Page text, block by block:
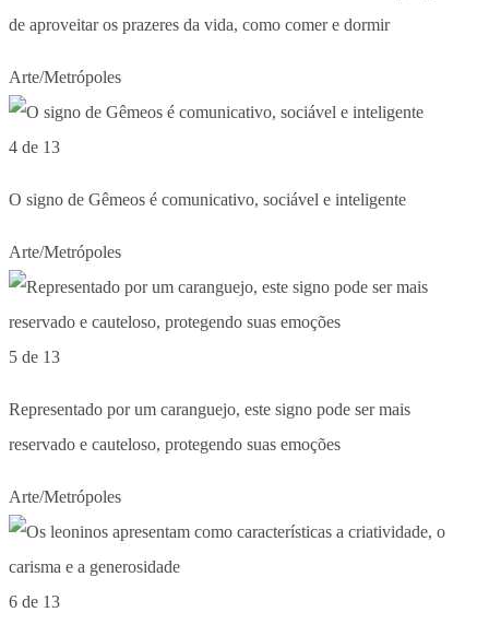
de aproveitar os prazeres da vida, como comer e dormir
Arte/Metrópoles
4 de 13
O signo de Gêmeos é comunicativo, sociável e inteligente
Arte/Metrópoles
5 de 13
Representado por um caranguejo, este signo pode ser mais
reservado e cauteloso, protegendo suas emoções
Arte/Metrópoles
6 de 13